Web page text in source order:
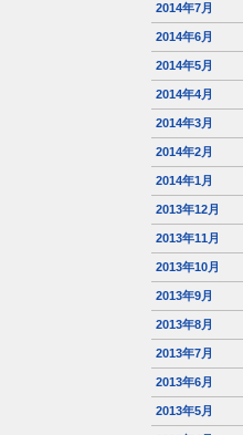
2014年7月
2014年6月
2014年5月
2014年4月
2014年3月
2014年2月
2014年1月
2013年12月
2013年11月
2013年10月
2013年9月
2013年8月
2013年7月
2013年6月
2013年5月